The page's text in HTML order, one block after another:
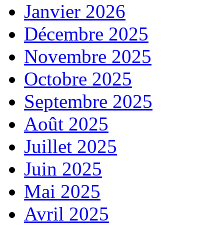
Janvier 2026
Décembre 2025
Novembre 2025
Octobre 2025
Septembre 2025
Août 2025
Juillet 2025
Juin 2025
Mai 2025
Avril 2025